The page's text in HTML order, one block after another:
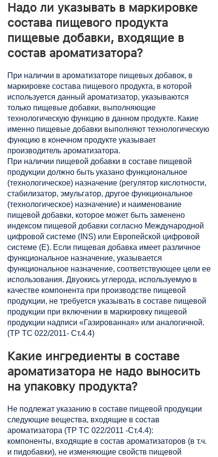
Надо ли указывать в маркировке
состава пищевого продукта
пищевые добавки, входящие в
состав ароматизатора?
При наличии в ароматизаторе пищевых добавок, в
маркировке состава пищевого продукта, в которой
используется данный ароматизатор, указываются
только пищевые добавки, выполняющие
технологическую функцию в данном продукте. Какие
именно пищевые добавки выполняют технологическую
функцию в конечном продукте указывает
производитель ароматизатора.
При наличии пищевой добавки в составе пищевой
продукции должно быть указано функциональное
(технологическое) назначение (регулятор кислотности,
стабилизатор, эмульгатор, другое функциональное
(технологическое) назначение) и наименование
пищевой добавки, которое может быть заменено
индексом пищевой добавки согласно Международной
цифровой системе (INS) или Европейской цифровой
системе (Е). Если пищевая добавка имеет различное
функциональное назначение, указывается
функциональное назначение, соответствующее цели ее
использования. Двуокись углерода, используемую в
качестве компонента при производстве пищевой
продукции, не требуется указывать в составе пищевой
продукции при включении в маркировку пищевой
продукции надписи «Газированная» или аналогичной.
(ТР ТС 022/2011- Ст.4.4)
Какие ингредиенты в составе
ароматизатора не надо выносить
на упаковку продукта?
Не подлежат указанию в составе пищевой продукции
следующие вещества, входящие в состав
ароматизатора (ТР ТС 022/2011 -Ст.4.4):
компоненты, входящие в состав ароматизаторов (в т.ч.
и пидобавки), не изменяющие свойств пищевой